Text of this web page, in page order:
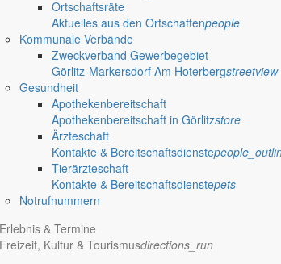
Ortschaftsräte
Aktuelles aus den Ortschaftenpeople
Kommunale Verbände
Zweckverband Gewerbegebiet
Görlitz-Markersdorf Am Hoterbergstreetview
Gesundheit
Apothekenbereitschaft
Apothekenbereitschaft in Görlitzstore
Ärzteschaft
Kontakte & Bereitschaftsdienste
Tierärzteschaft
Kontakte & Bereitschaftsdienstepets
Notrufnummern
Erlebnis & Termine
Freizeit, Kultur & Tourismusdirections_run
Deutsch-Paulsdorf e.V.
Gersdorf